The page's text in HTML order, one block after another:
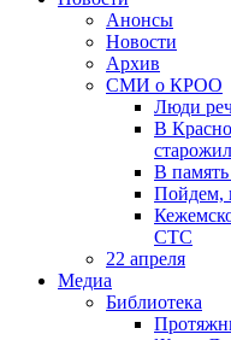
Анонсы
Новости
Архив
СМИ о КРОО
Люди
В
В память
Пойдем,
СТС
22 апреля
Медиа
Библиотека